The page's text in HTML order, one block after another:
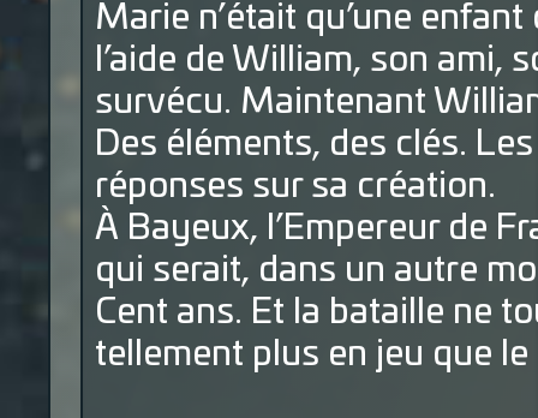
Marie n’était qu’une
l’aide de William, son ami,
survécu. Maintenant
Des éléments, des clés.
réponses sur sa création.
À Bayeux, l’Empereur de
qui serait, dans un autre
Cent ans. Et la bataille ne
tellement plus en jeu que le